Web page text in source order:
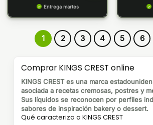
Entrega martes
1 2 3 4 5 6
Comprar KINGS CREST online
KINGS CREST es una marca
asociada a recetas cremosas, postres y
Sus líquidos se reconocen por perfiles
sabores de inspiración bakery o dessert.
Qué caracteriza a KINGS CREST